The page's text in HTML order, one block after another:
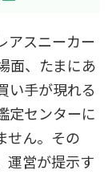
アスニーカー
面、たまにあ
い手が現れる
定センターに
せん。その
運営が提示す